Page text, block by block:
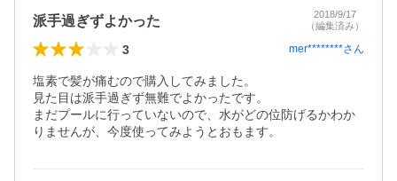
派手過ぎずよかった
2018/9/17
（編集済み）
3 mer********さん
塩素で髪が痛むので購入してみました。
見た目は派手過ぎず無難でよかったです。
まだプールに行っていないので、水がどの位防げるかわか
りませんが、今度使ってみようとおもます。